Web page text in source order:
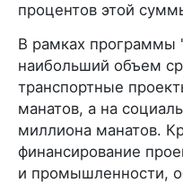
процентов этой
В рамках программы
наибольший объем
транспортные
манатов, а на
миллиона манатов.
финансирование
и промышленности,